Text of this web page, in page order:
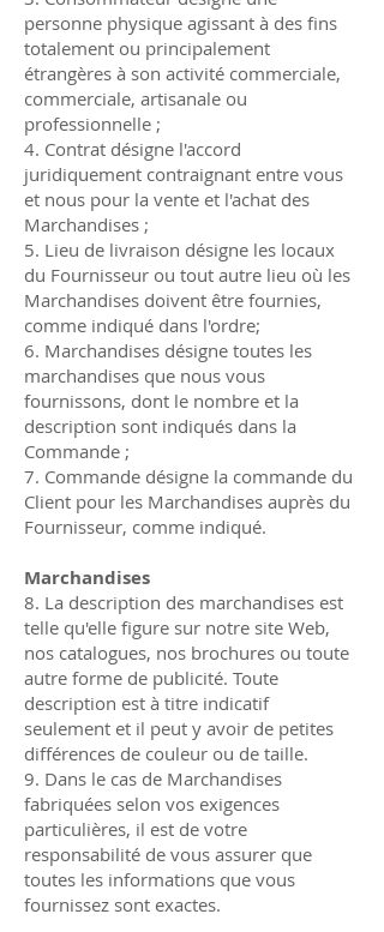
personne physique agissant à des fins
totalement ou principalement
étrangères à son activité commerciale,
commerciale, artisanale ou
professionnelle ;
4. Contrat désigne l'accord
juridiquement contraignant entre vous
et nous pour la vente et l'achat des
Marchandises ;
5. Lieu de livraison désigne les locaux
du Fournisseur ou tout autre lieu où les
Marchandises doivent être fournies,
comme indiqué dans l'ordre;
6. Marchandises désigne toutes les
marchandises que nous vous
fournissons, dont le nombre et la
description sont indiqués dans la
Commande ;
7. Commande désigne la commande du
Client pour les Marchandises auprès du
Fournisseur, comme indiqué.
Marchandises
8. La description des marchandises est
telle qu'elle figure sur notre site Web,
nos catalogues, nos brochures ou toute
autre forme de publicité. Toute
description est à titre indicatif
seulement et il peut y avoir de petites
différences de couleur ou de taille.
9. Dans le cas de Marchandises
fabriquées selon vos exigences
particulières, il est de votre
responsabilité de vous assurer que
toutes les informations que vous
fournissez sont exactes.